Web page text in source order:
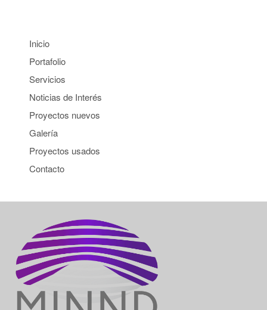
Inicio
Portafolio
Servicios
Noticias de Interés
Proyectos nuevos
Galería
Proyectos usados
Contacto